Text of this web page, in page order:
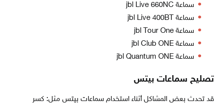
سماعة jbl Live 660NC
سماعة jbl Live 400BT
سماعة jbl Tour One
سماعة jbl Club ONE
سماعة jbl Quantum ONE
تصليح سماعات بيتس
قد تحدث بعض المشاكل أثناء استخدام سماعات بيتس مثل: كسر